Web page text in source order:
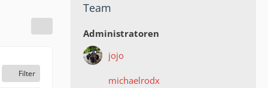
Filter
Team
Administratoren
jojo
michaelrodx